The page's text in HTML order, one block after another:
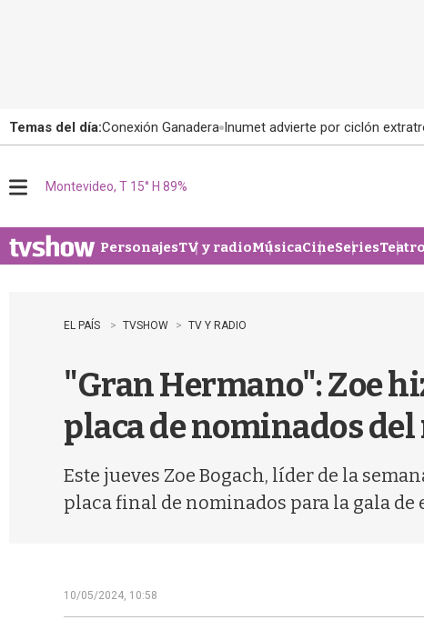
Temas del día:Conexión Ganadera Inumet advierte por ciclón
u
Montevideo, T 15° H 89%
PersonajesTV y radioMúsicaCineSeries
EL PAÍS TVSHOW TV Y RADIO
"Gran Hermano": Zoe
placa de nominados
Este jueves Zoe Bogach, líder de la
placa final de nominados para la gala
10/05/2024, 10:58